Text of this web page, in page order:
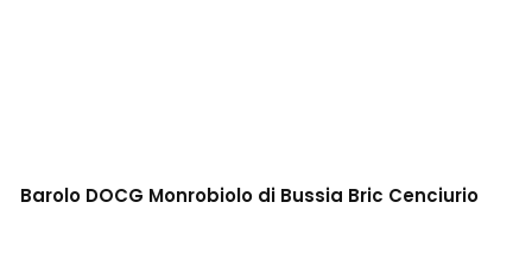
Barolo DOCG Monrobiolo di Bussia Bric Cenciurio